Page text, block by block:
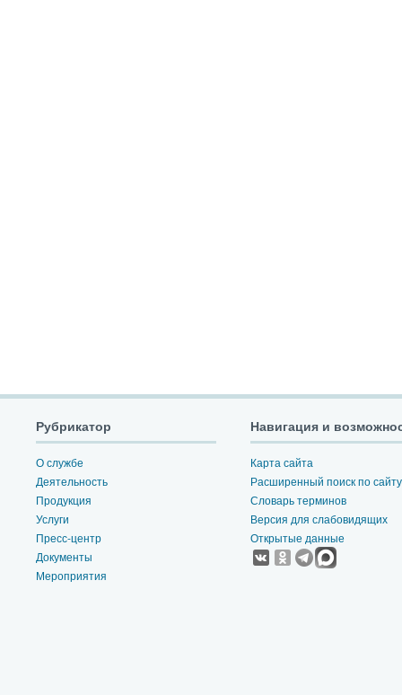
Рубрикатор
О службе
Деятельность
Продукция
Услуги
Пресс-центр
Документы
Мероприятия
Навигация и
Карта сайта
Расширенный поиск по сайту
Словарь терминов
Версия для слабовидящих
Открытые данные